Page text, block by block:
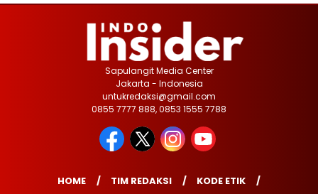
Sapulangit Media Center
Jakarta - Indonesia
untukredaksi@gmail.com
0855 7777 888, 0853 1555 7788
HOME TIM REDAKSI
KODE ETIK